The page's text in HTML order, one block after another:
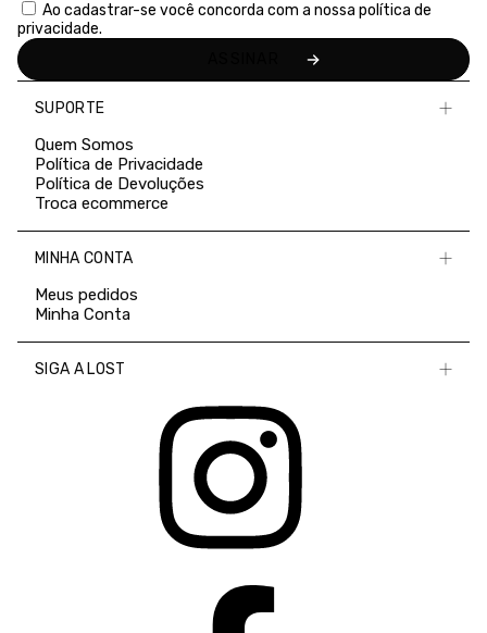
Ao cadastrar-se você concorda com a nossa política de
privacidade.
SUPORTE
Quem Somos
Política de Privacidade
Política de Devoluções
Troca ecommerce
MINHA CONTA
Meus pedidos
Minha Conta
SIGA A LOST